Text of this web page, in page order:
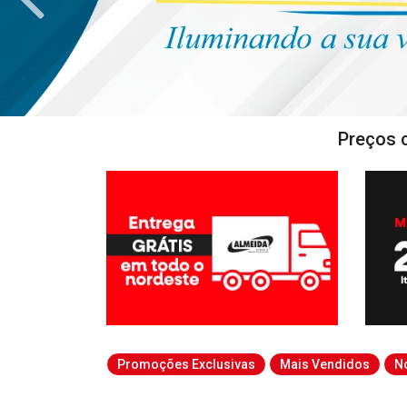
Preços
Promoções Exclusivas Mais Vendidos